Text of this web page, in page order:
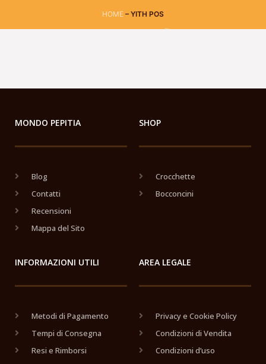
HOME – YITH POS
MONDO PEPITIA
Blog
Contatti
Recensioni
Mappa del Sito
SHOP
Crocchette
Bocconcini
INFORMAZIONI UTILI
Metodi di Pagamento
Tempi di Consegna
Resi e Rimborsi
AREA LEGALE
Privacy e Cookie Policy
Condizioni di Vendita
Condizioni d’uso